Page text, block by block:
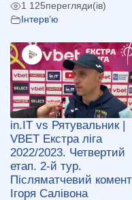
1 125перегляди(ів)
Інтерв’ю
in.IT vs Рятувальник |
VBET Екстра ліга
2022/2023. Четвертий
етап. 2-й тур.
Післяматчевий
Ігоря Салівона